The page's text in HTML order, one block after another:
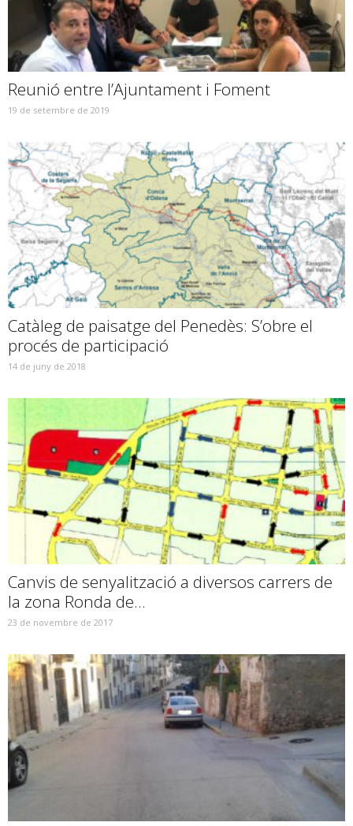
Reunió entre l’Ajuntament i Foment
19 de setembre de 2019
Catàleg de paisatge del Penedès: S’obre el
procés de participació
14 de juny de 2018
Canvis de senyalització a diversos carrers de
la zona Ronda de...
23 de novembre de 2017